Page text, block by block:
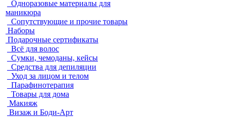
Одноразовые материалы для
маникюра
Сопутствующие и прочие товары
Наборы
Подарочные сертификаты
Всё для волос
Сумки, чемоданы, кейсы
Средства для депиляции
Уход за лицом и телом
Парафинотерапия
Товары для дома
Макияж
Визаж и Боди-Арт